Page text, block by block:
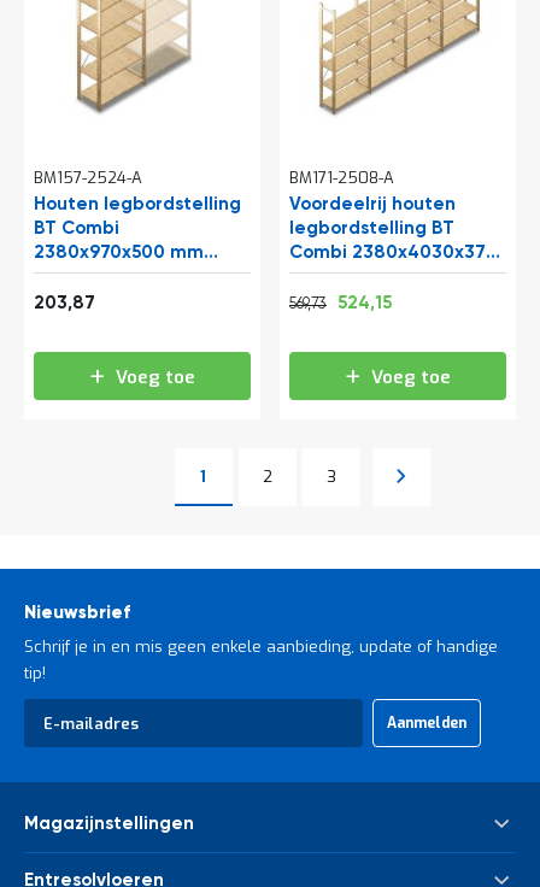
BM157-2524-A
Houten legbordstelling
BT Combi
2380x970x500 mm
(hxbxd) 5 niveaus
beginsectie
Vanaf
203,87
Voeg toe
BM171-2508-A
Voordeelrij houten
legbordstelling BT
Combi 2380x4030x370
mm (hxbxd) 5 niveaus
Normale prijs
569,73 689,37
Vanaf
524,15
Voeg toe
Pagina
U lees momenteel pagina
1 Pagina
2 Pagina
3 Pagina
Volgende
Nieuwsbrief
Schrijf je in en mis geen enkele aanbieding, update of handige
tip!
Abonneer
op
Aanmelden
Magazijnstellingen
Entresolvloeren